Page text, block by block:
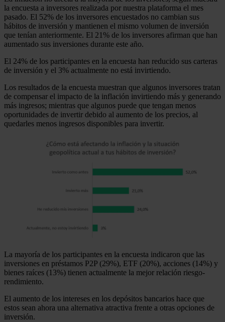
la encuesta a inversores realizada por nuestra plataforma el mes
pasado. El 52% de los inversores encuestados no cambian sus
hábitos de inversión y mantienen el mismo volumen de inversión
que tenían anteriormente. El 21% de los inversores afirman que han
aumentado sus inversiones durante este año.
El 24% de los participantes en la encuesta han reducido sus carteras
de inversión y el 3% actualmente no está invirtiendo.
Los resultados de la encuesta muestran que algunos inversores tratan
de compensar el impacto de la inflación invirtiendo más y generando
más ingresos; mientras que algunos puede que tengan menos
oportunidades de invertir debido al aumento de los precios, al
quedarles menos ingresos disponibles para invertir.
La mayoría de los participantes en la encuesta indicaron que las
inversiones en préstamos P2P (29%), ETF (20%), acciones (14%) y
bienes raíces (13%) tienen actualmente la mejor relación riesgo-
rendimiento.
El aumento de los intereses en los depósitos bancarios hace que
estos sean ahora una alternativa atractiva frente a otras opciones de
inversión.